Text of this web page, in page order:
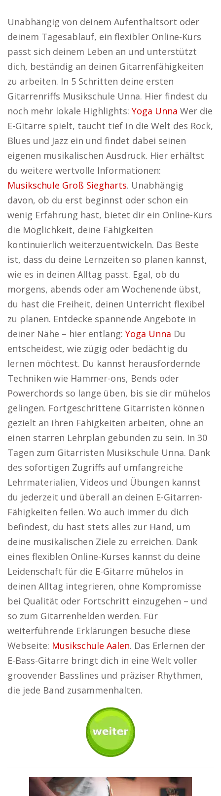
Unabhängig von deinem Aufenthaltsort oder
deinem Tagesablauf, ein flexibler Online-Kurs
passt sich deinem Leben an und unterstützt
dich, beständig an deinen Gitarrenfähigkeiten
zu arbeiten. In 5 Schritten deine ersten
Gitarrenriffs Musikschule Unna. Hier findest du
noch mehr lokale Highlights: Yoga Unna Wer die
E-Gitarre spielt, taucht tief in die Welt des Rock,
Blues und Jazz ein und findet dabei seinen
eigenen musikalischen Ausdruck. Hier erhältst
du weitere wertvolle Informationen:
Musikschule Groß Siegharts. Unabhängig
davon, ob du erst beginnst oder schon ein
wenig Erfahrung hast, bietet dir ein Online-Kurs
die Möglichkeit, deine Fähigkeiten
kontinuierlich weiterzuentwickeln. Das Beste
ist, dass du deine Lernzeiten so planen kannst,
wie es in deinen Alltag passt. Egal, ob du
morgens, abends oder am Wochenende übst,
du hast die Freiheit, deinen Unterricht flexibel
zu planen. Entdecke spannende Angebote in
deiner Nähe – hier entlang: Yoga Unna Du
entscheidest, wie zügig oder bedächtig du
lernen möchtest. Du kannst herausfordernde
Techniken wie Hammer-ons, Bends oder
Powerchords so lange üben, bis sie dir mühelos
gelingen. Fortgeschrittene Gitarristen können
gezielt an ihren Fähigkeiten arbeiten, ohne an
einen starren Lehrplan gebunden zu sein. In 30
Tagen zum Gitarristen Musikschule Unna. Dank
des sofortigen Zugriffs auf umfangreiche
Lehrmaterialien, Videos und Übungen kannst
du jederzeit und überall an deinen E-Gitarren-
Fähigkeiten feilen. Wo auch immer du dich
befindest, du hast stets alles zur Hand, um
deine musikalischen Ziele zu erreichen. Dank
eines flexiblen Online-Kurses kannst du deine
Leidenschaft für die E-Gitarre mühelos in
deinen Alltag integrieren, ohne Kompromisse
bei Qualität oder Fortschritt einzugehen – und
so zum Gitarrenhelden werden. Für
weiterführende Erklärungen besuche diese
Webseite: Musikschule Aalen. Das Erlernen der
E-Bass-Gitarre bringt dich in eine Welt voller
groovender Basslines und präziser Rhythmen,
die jede Band zusammenhalten.